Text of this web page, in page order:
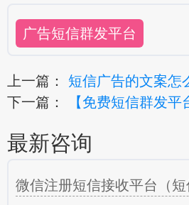
广告短信群发平台
上一篇： 短信广告的文案怎
下一篇：
【免费短信群发
最新咨询
微信注册短信接收平台（